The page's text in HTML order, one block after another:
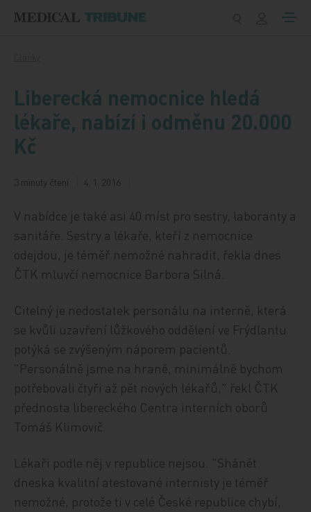
Liberecká nemocnice hledá
lékaře, nabízí i odměnu 20.000
Kč
3 minuty čtení 4. 1. 2016
V nabídce je také asi 40 míst pro sestry, laboranty a
sanitáře. Sestry a lékaře, kteří z nemocnice
odejdou, je téměř nemožné nahradit, řekla dnes
ČTK mluvčí nemocnice Barbora Silná.
Citelný je nedostatek personálu na interně, která
se kvůli uzavření lůžkového oddělení ve Frýdlantu
potýká se zvýšeným náporem pacientů.
"Personálně jsme na hraně, minimálně bychom
potřebovali čtyři až pět nových lékařů," řekl ČTK
přednosta libereckého Centra interních oborů
Tomáš Klimovič.
Lékaři podle něj v republice nejsou. "Shánět
dneska kvalitní atestované internisty je téměř
nemožné, protože ti v celé České republice chybí,